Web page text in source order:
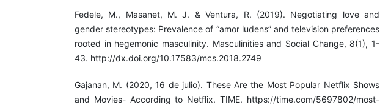
Fedele, M., Masanet, M. J. & Ventura, R. (2019). Negotiating love and
gender stereotypes: Prevalence of “amor ludens” and television preferences
rooted in hegemonic masculinity. Masculinities and Social Change, 8(1), 1-
43. http://dx.doi.org/10.17583/mcs.2018.2749
Gajanan, M. (2020, 16 de julio). These Are the Most Popular Netflix Shows
and Movies- According to Netflix. TIME. https://time.com/5697802/most-